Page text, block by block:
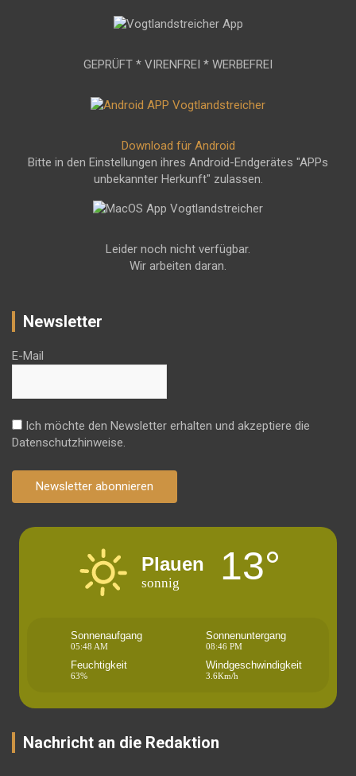
GEPRÜFT * VIRENFREI * WERBEFREI
Download für Android
Bitte in den Einstellungen ihres Android-Endgerätes "APPs
unbekannter Herkunft" zulassen.
Leider noch nicht verfügbar.
Wir arbeiten daran.
Newsletter
E-Mail
Ich möchte den Newsletter erhalten und akzeptiere die
Datenschutzhinweise.
Newsletter abonnieren
Plauen
sonnig 13°
Sonnenaufgang
05:48 AM
Sonnenuntergang
08:46 PM
Feuchtigkeit
63%
Windgeschwindigkeit
3.6Km/h
Nachricht an die Redaktion